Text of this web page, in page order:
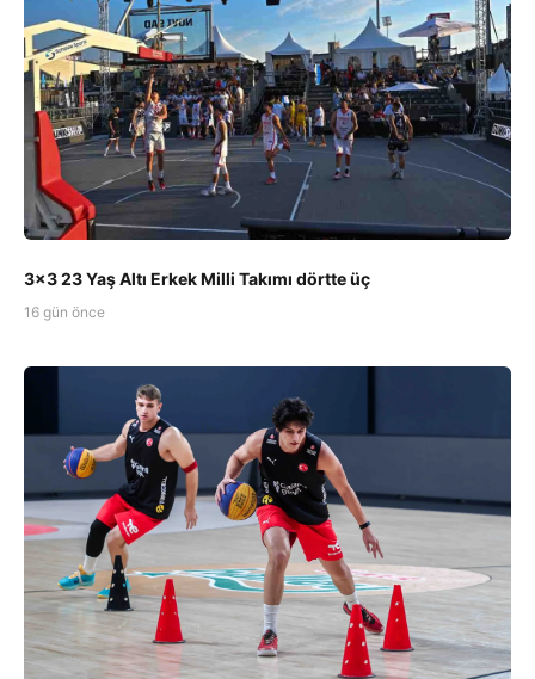
3x3 23 Yaş Altı Erkek Milli Takımı dörtte üç
16 gün önce